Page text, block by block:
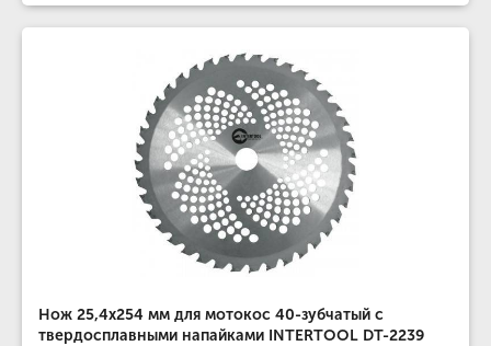
Нож 25,4x254 мм для мотокос 40-зубчатый с
твердосплавными напайками INTERTOOL DT-2239